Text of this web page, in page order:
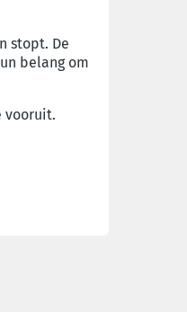
stopt. De
belang om
vooruit.